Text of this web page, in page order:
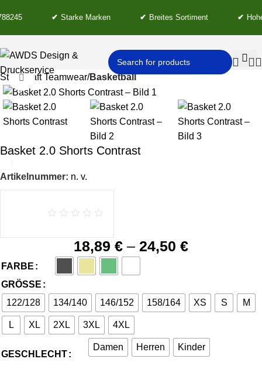
✔ Starke Marken ✔ Breites Sortiment ✔ Hohe
Start Craft Teamwear Basketball
Click to enlarge
Basket 2.0 Shorts Contrast
Artikelnummer: n. v.
18,89 € – 24,50 €
FARBE
GRÖSSE
122/128
134/140 146/152 158/164 XS S M
L XL 2XL 3XL 4XL
GESCHLECHT
Damen Herren Kinder